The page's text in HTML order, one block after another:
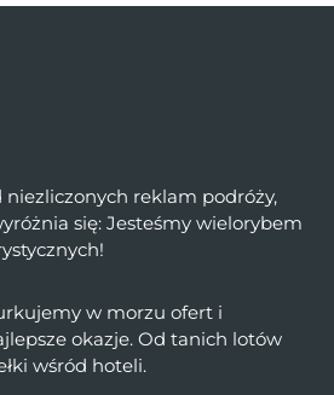
niezliczonych reklam podróży,
się: Jesteśmy wielorybem
w morzu ofert i
okazje. Od tanich lotów
wśród hoteli.